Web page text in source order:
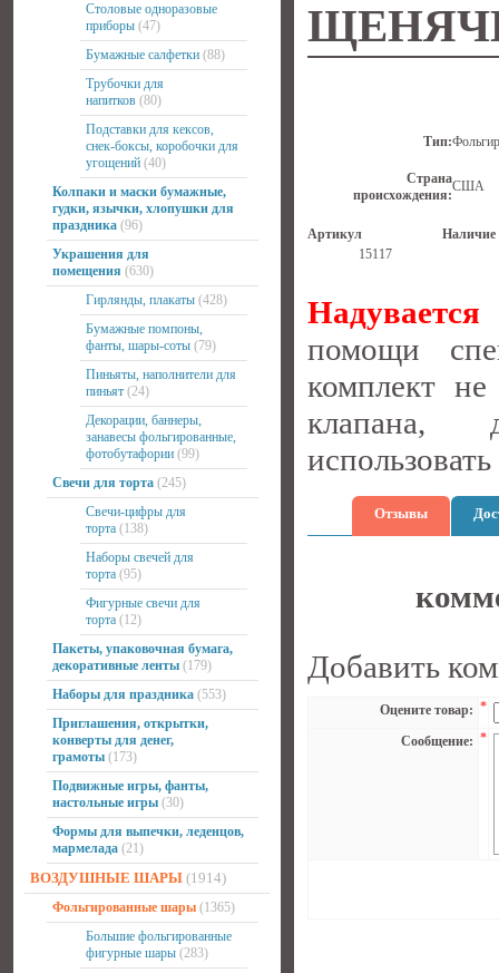
Столовые одноразовые
приборы (47)
Бумажные салфетки (88)
Трубочки для
напитков (80)
Подставки для кексов,
снек-боксы, коробочки для
угощений (40)
Колпаки и маски бумажные,
гудки, язычки, хлопушки для
праздника (96)
Украшения для
помещения (630)
Гирлянды, плакаты (428)
Бумажные помпоны,
фанты, шары-соты (79)
Пиньяты, наполнители для
пиньят (24)
Декорации, баннеры,
занавесы фольгированные,
фотобутафории (99)
Свечи для торта (245)
Свечи-цифры для
торта (138)
Наборы свечей для
торта (95)
Фигурные свечи для
торта (12)
Пакеты, упаковочная бумага,
декоративные ленты (179)
Наборы для праздника (553)
Приглашения, открытки,
конверты для денег,
грамоты (173)
Подвижные игры, фанты,
настольные игры (30)
Формы для выпечки, леденцов,
мармелада (21)
ВОЗДУШНЫЕ ШАРЫ (1914)
Фольгированные шары (1365)
Большие фольгированные
фигурные шары (283)
Тип:
Страна
происхождения:
США
Артикул
Наличие
15117
помощи
комплект
клапана,
Отзывы
Добавить
Оцените товар: *
Сообщение: *